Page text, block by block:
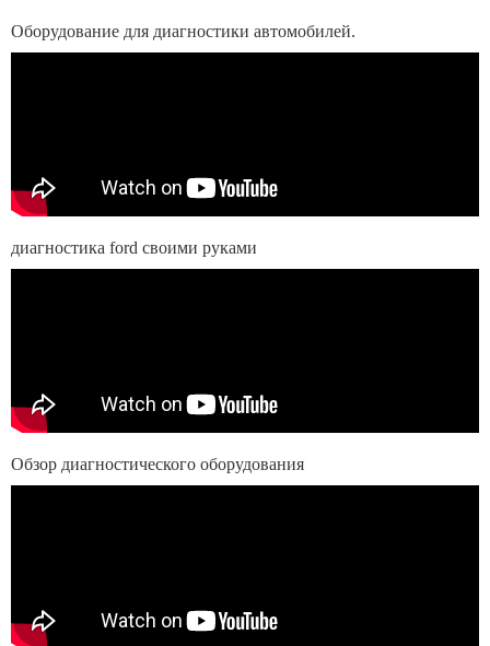
Оборудование для диагностики автомобилей.
диагностика ford своими руками
Обзор диагностического оборудования